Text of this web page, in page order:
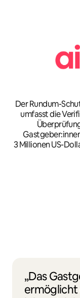
Der Rundum-
umfasst die
3 Millionen US-
„Das
ermöglicht